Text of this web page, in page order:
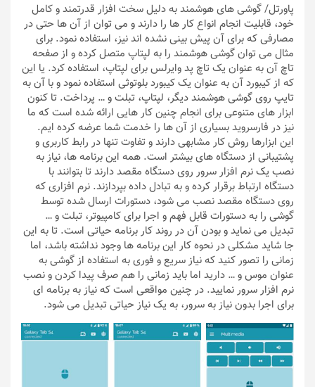
پاورتل/ گوشی های هوشمند به دلیل سخت افزار قدرتمند و کامل
خود، قابلیت انجام انواع کار ها را دارند و می توان از آن ها حتی در
مصارفی که برای آن پیش بینی نشده اند نیز، استفاده نمود. برای
مثال می توان گوشی هوشمند را به لپتاپ متصل کرده و از صفحه
تاچ آن به عنوان یک تاچ پد وایرلس برای لپتاپ، استفاده کرد. یا این
که از کیبورد آن به عنوان یک کیبورد بلوتوثی استفاده نمود و با آن به
تایپ روی گوشی هوشمند دیگر، لپتاپ،‌ تبلت و … پرداخت. تا کنون
ابزار های متنوعی برای انجام چنین کار هایی ارائه شده است که ما
نیز در فارسروید بسیاری از آن ها را خدمت شما عرضه کرده ایم.
این ابزارها روش کار مشابهی دارند و تفاوت تنها در رابط کاربری و
پشتیبانی از دستگاه های بیشتر است. همه این برنامه ها، نیاز به
نصب یک نرم افزار سرور روی دستگاه مقصد دارند تا بتوانند با
دستگاه ارتباط برقرار کرده و به تبادل داده بپردازند. نرم افزاری که
روی دستگاه مقصد نصب می شود، دستورات ارسال شده توسط
گوشی را به دستورات قابل فهم و اجرا برای کامپیوتر، تبلت و …
تبدیل می نماید و بودن آن در روند کار برنامه حیاتی است. تا به این
جا شاید مشکلی در نحوه کار این برنامه ها وجود نداشته باشد، اما
زمانی را تصور کنید که نیاز سریع و فوری به استفاده از گوشی به
عنوان موس و … دارید اما باید زمانی را هم صرف پیدا کردن و نصب
نرم افزار سرور نمایید. در چنین مواقعی است که نیاز به برنامه ای
برای اجرا بدون نیاز به سرور، به یک نیاز حیاتی تبدیل می شود.